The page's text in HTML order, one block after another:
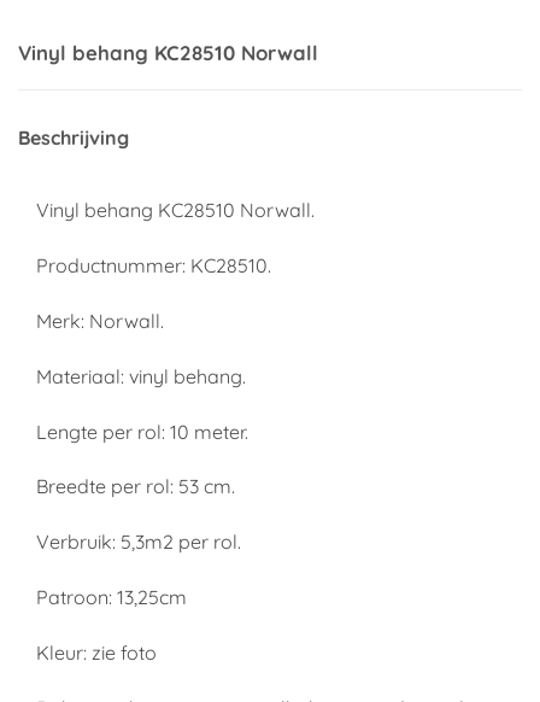
Vinyl behang KC28510 Norwall
Beschrijving
Vinyl behang KC28510 Norwall.
Productnummer: KC28510.
Merk: Norwall.
Materiaal: vinyl behang.
Lengte per rol: 10 meter.
Breedte per rol: 53 cm.
Verbruik: 5,3m2 per rol.
Patroon: 13,25cm
Kleur: zie foto